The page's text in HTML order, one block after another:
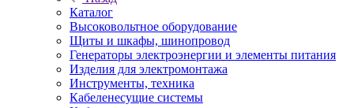
Каталог
Высоковольтное оборудование
Щиты и шкафы, шинопровод
Генераторы электроэнергии и элементы питания
Изделия для электромонтажа
Инструменты, техника
Кабеленесущие системы